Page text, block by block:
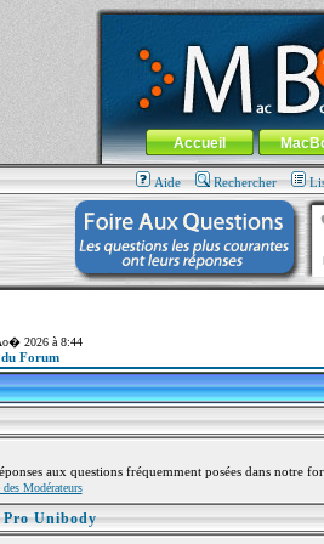
MacBook-fr.com : 100% Apple... 100%
Aller au contenu-Aller au menu
Menu général
Accueil
Aide Rechercher
2026 à 8:44
Forum
aux questions fréquemment posées dans notre
Modérateurs
Unibody